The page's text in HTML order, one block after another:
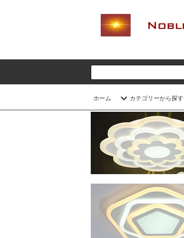
ホーム カテゴリーから探す